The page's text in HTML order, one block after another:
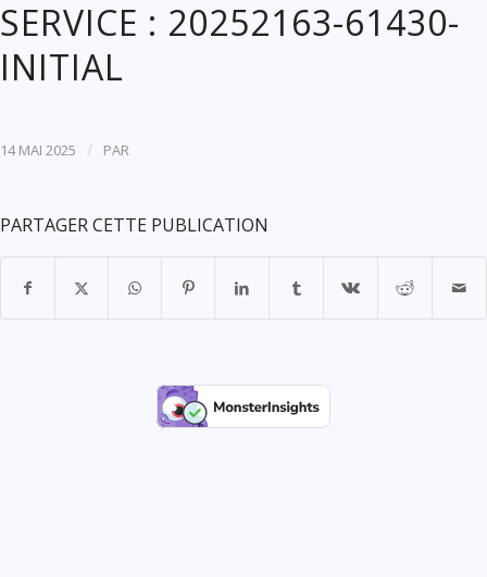
SERVICE : 20252163-61430-
INITIAL
14 MAI 2025 / PAR
PARTAGER CETTE PUBLICATION